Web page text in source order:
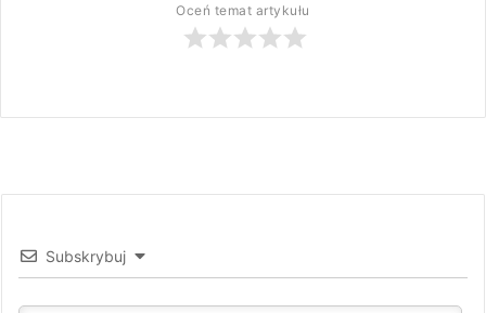
Oceń temat artykułu
Subskrybuj